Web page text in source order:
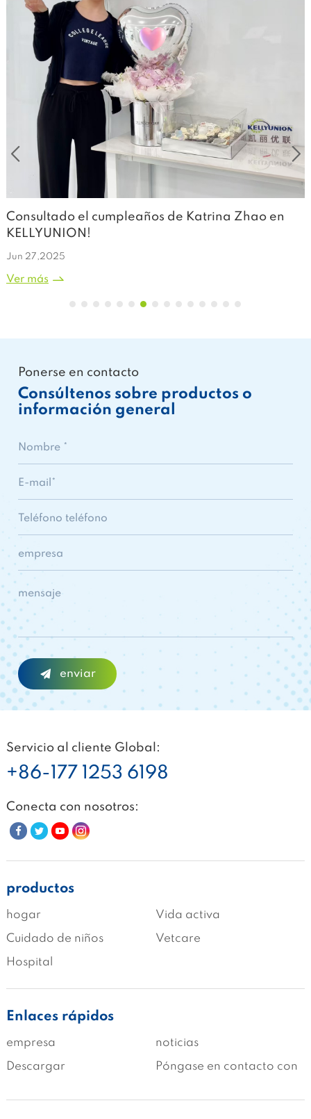
¡Buenas noticias! Nuestra filial ha obtenido la
aprobación de la FDA en los Estados Unidos, y
nuestros productos de médicos han zarpado al
Jan 13,2025
Ver más
Ponerse en contacto
Consúltenos sobre productos o
información general
Servicio al cliente Global:
+86-177 1253 6198
Conecta con nosotros:
productos
hogar
Vida activa
Cuidado de niños
Vetcare
Hospital
Enlaces rápidos
empresa
noticias
Descargar
Póngase en contacto con